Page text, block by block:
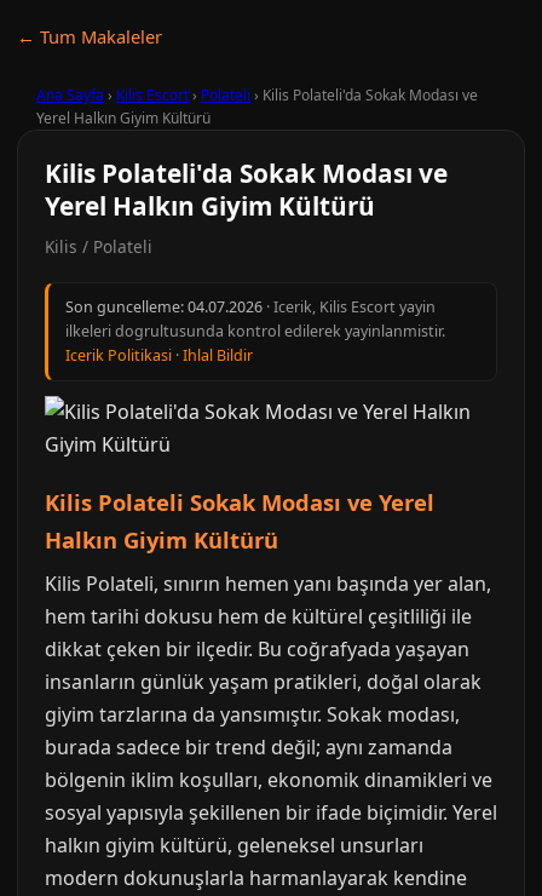
← Tum Makaleler
Ana Sayfa › Kilis Escort› Polateli › Kilis Polateli'da Sokak Modası ve
Yerel Halkın Giyim Kültürü
Kilis Polateli'da Sokak Modası ve
Yerel Halkın Giyim Kültürü
Kilis / Polateli
Son guncelleme:04.07.2026 · Icerik, Kilis Escort yayin
ilkeleri dogrultusunda kontrol edilerek yayinlanmistir.
Icerik Politikasi ·Ihlal Bildir
Kilis Polateli Sokak Modası ve Yerel
Halkın Giyim Kültürü
Kilis Polateli, sınırın hemen yanı başında yer alan,
hem tarihi dokusu hem de kültürel çeşitliliği ile
dikkat çeken bir ilçedir. Bu coğrafyada yaşayan
insanların günlük yaşam pratikleri, doğal olarak
giyim tarzlarına da yansımıştır. Sokak modası,
burada sadece bir trend değil; aynı zamanda
bölgenin iklim koşulları, ekonomik dinamikleri ve
sosyal yapısıyla şekillenen bir ifade biçimidir. Yerel
halkın giyim kültürü, geleneksel unsurları
modern dokunuşlarla harmanlayarak kendine